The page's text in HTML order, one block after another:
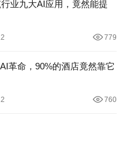
业九大AI应用，竟然能提
779
革命，90%的酒店竟然靠它
760